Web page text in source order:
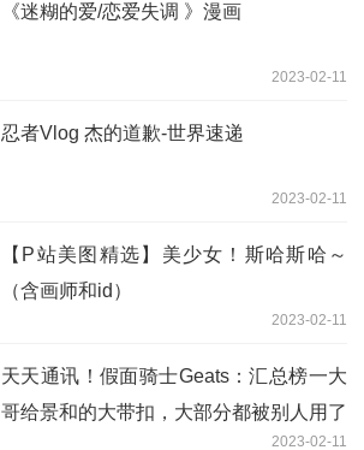
《迷糊的爱/恋爱失调 》漫画
2023-02-11
忍者Vlog 杰的道歉-世界速递
2023-02-11
【P站美图精选】美少女！斯哈斯哈～
（含画师和id）
2023-02-11
天天通讯！假面骑士Geats：汇总榜一大
哥给景和的大带扣，大部分都被别人用了
2023-02-11